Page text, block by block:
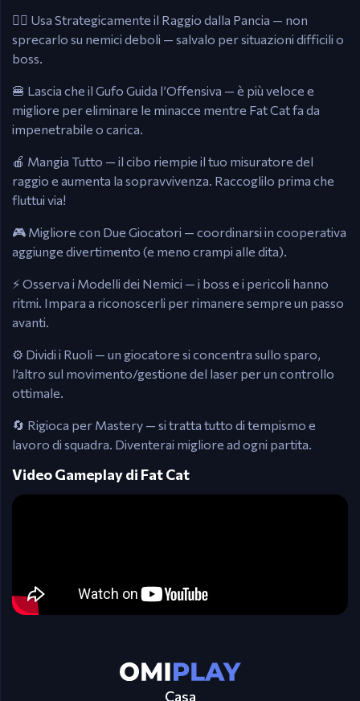
🤾‍♂️ Usa Strategicamente il Raggio dalla Pancia — non
sprecarlo su nemici deboli — salvalo per situazioni difficili o
boss.
🍔 Lascia che il Gufo Guida l’Offensiva — è più veloce e
migliore per eliminare le minacce mentre Fat Cat fa da
impenetrabile o carica.
🍎 Mangia Tutto — il cibo riempie il tuo misuratore del
raggio e aumenta la sopravvivenza. Raccoglilo prima che
fluttui via!
🎮 Migliore con Due Giocatori — coordinarsi in cooperativa
aggiunge divertimento (e meno crampi alle dita).
⚡‍‍ Osserva i Modelli dei Nemici — i boss e i pericoli hanno
ritmi. Impara a riconoscerli per rimanere sempre un passo
avanti.
⚙️ Dividi i Ruoli — un giocatore si concentra sullo sparo,
l’altro sul movimento/gestione del laser per un controllo
ottimale.
🔄 Rigioca per Mastery — si tratta tutto di tempismo e
lavoro di squadra. Diventerai migliore ad ogni partita.
Video Gameplay di Fat Cat
Casa